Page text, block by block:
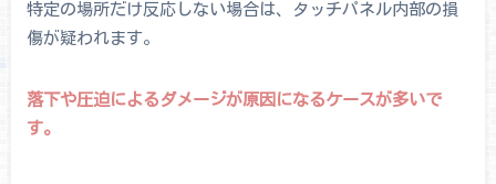
特定の場所だけ反応しない場合は、タッチパネル内部の損
傷が疑われます。
落下や圧迫によるダメージが原因になるケースが多いで
す。